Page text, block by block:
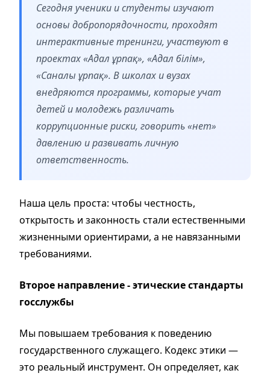
Сегодня ученики и студенты изучают
основы добропорядочности, проходят
интерактивные тренинги, участвуют в
проектах «Адал ұрпақ», «Адал білім»,
«Саналы ұрпақ». В школах и вузах
внедряются программы, которые учат
детей и молодежь различать
коррупционные риски, говорить «нет»
давлению и развивать личную
ответственность.
Наша цель проста: чтобы честность,
открытость и законность стали естественными
жизненными ориентирами, а не навязанными
требованиями.
Второе направление - этические стандарты
госслужбы
Мы повышаем требования к поведению
государственного служащего. Кодекс этики —
это реальный инструмент. Он определяет, как